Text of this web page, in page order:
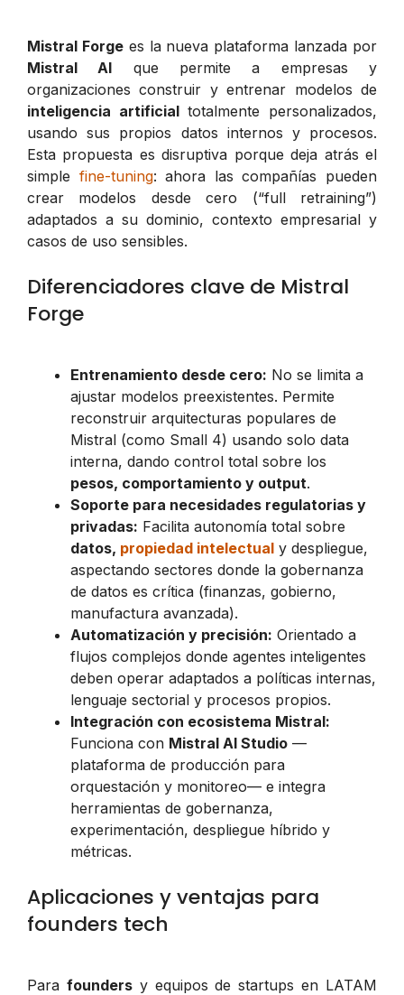
Mistral Forgees la nueva plataforma lanzada por
Mistral AI que permite a empresas y
organizaciones construir y entrenar modelos de
inteligencia artificialtotalmente personalizados,
usando sus propios datos internos y procesos.
Esta propuesta es disruptiva porque deja atrás el
simple fine-tuning: ahora las compañías pueden
crear modelos desde cero (“full retraining”)
adaptados a su dominio, contexto empresarial y
casos de uso sensibles.
Diferenciadores clave de Mistral
Forge
Entrenamiento desde cero: No se limita a
ajustar modelos preexistentes. Permite
reconstruir arquitecturas populares de
Mistral (como Small 4) usando solo data
interna, dando control total sobre los
pesos, comportamiento y output.
Soporte para necesidades regulatorias y
privadas: Facilita autonomía total sobre
datos, propiedad intelectual y despliegue,
aspectando sectores donde la gobernanza
de datos es crítica (finanzas, gobierno,
manufactura avanzada).
Automatización y precisión: Orientado a
flujos complejos donde agentes inteligentes
deben operar adaptados a políticas internas,
lenguaje sectorial y procesos propios.
Integración con ecosistema Mistral:
Funciona con Mistral AI Studio —
plataforma de producción para
orquestación y monitoreo— e integra
herramientas de gobernanza,
experimentación, despliegue híbrido y
métricas.
Aplicaciones y ventajas para
founders tech
Para foundersy equipos de startups en LATAM